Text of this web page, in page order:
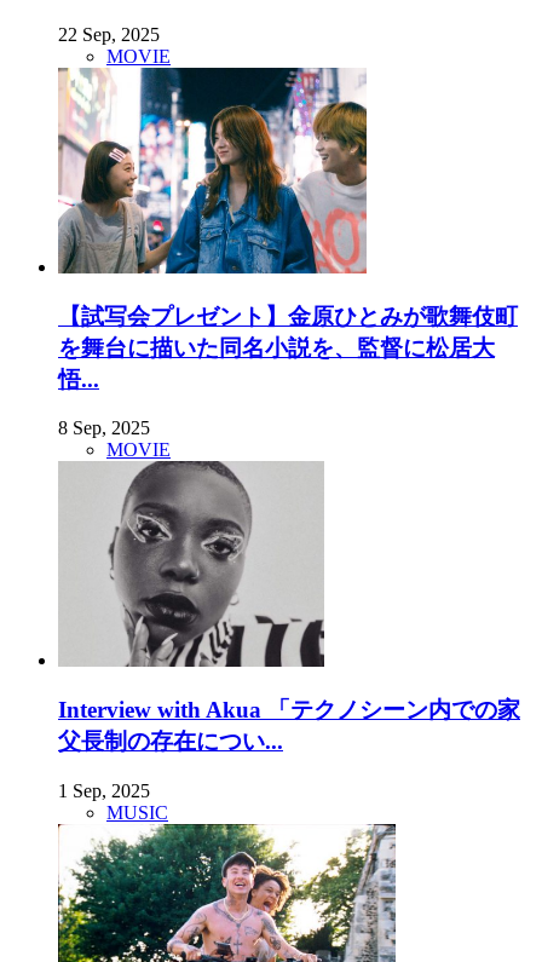
22 Sep, 2025
MOVIE
【試写会プレゼント】金原ひとみが歌舞伎町
を舞台に描いた同名小説を、監督に松居大
悟...
8 Sep, 2025
MOVIE
Interview with Akua 「テクノシーン内での家
父長制の存在につい...
1 Sep, 2025
MUSIC